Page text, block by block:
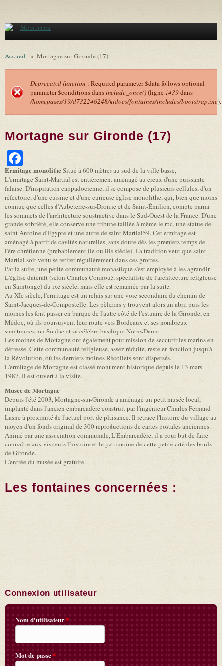
Main menu
Accueil » Mortagne sur Gironde (17)
Message d'erreur
Deprecated function : Required parameter $data follows optional
parameter $conditions dansinclude_once()(ligne 1439dans
/homepages/19/d732246248/htdocs/fontaines/includes/bootstrap.inc).
Mortagne sur Gironde (17)
Ermitage monolitheSitué à 600 mètres au sud de la ville basse,
L'ermitage Saint-Martial est entièrement aménagé au creux d'une puissante
falaise. D'inspiration cappadocienne, il se compose de plusieurs cellules, d'un
réfectoire, d'une cuisine et d'une curieuse église monolithe, qui, bien que moins
connue que celles d'Aubeterre-sur-Dronne et de Saint-Émilion, compte parmi
les sommets de l'architecture soustractive dans le Sud-Ouest de la France. D'une
grande sobriété, elle conserve une tribune taillée à même le roc, une statue de
saint Antoine d'Égypte et une autre de saint Martial59. Cet ermitage est
aménagé à partir de cavités naturelles, sans doute dès les premiers temps de
l'ère chrétienne (probablement iie ou iiie siècle). La tradition veut que saint
Martial soit venu se retirer régulièrement dans ces grottes.
Par la suite, une petite communauté monastique s'est employée à les agrandir.
L'église daterait (selon Charles Connoué, spécialiste de l'architecture religieuse
en Saintonge) du ixe siècle, mais elle est remaniée par la suite.
Au XIe siècle, l'ermitage est un relais sur une voie secondaire du chemin de
Saint-Jacques-de-Compostelle. Les pèlerins y trouvent alors un abri, puis les
moines les font passer en barque de l'autre côté de l'estuaire de la Gironde, en
Médoc, où ils poursuivent leur route vers Bordeaux et ses nombreux
sanctuaires, ou Soulac et sa célèbre basilique Notre-Dame.
Les moines de Mortagne ont également pour mission de secourir les marins en
détresse. Cette communauté religieuse, assez réduite, reste en fonction jusqu'à
la Révolution, où les derniers moines Récollets sont dispersés.
L'ermitage de Mortagne est classé monument historique depuis le 13 mars
1987. Il est ouvert à la visite.
Musée de Mortagne
Depuis l'été 2003, Mortagne-sur-Gironde a aménagé un petit musée local,
implanté dans l'ancien embarcadère construit par l'ingénieur Charles Fernand
Lasne à proximité de l'actuel port de plaisance. Il retrace l'histoire du village au
moyen d'un fonds original de 300 reproductions de cartes postales anciennes.
Animé par une association communale, L'Embarcadère, il a pour but de faire
connaître aux visiteurs l'histoire et le patrimoine de cette petite cité des bords
de Gironde.
L'entrée du musée est gratuite.
Les fontaines concernées :
Connexion utilisateur
Nom d'utilisateur*
Mot de passe*